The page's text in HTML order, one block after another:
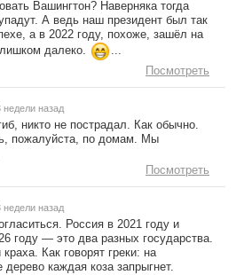
Вашингтон? Наверняка тогда
А ведь наш президент был так
а в 2022 году, похоже, зашёл на
далеко.
...
Посмотреть
недели назад
никто не пострадал. Как обычно.
пожалуйста, по домам. Мы
Посмотреть
недели назад
Россия в 2021 году и
году — это два разных государства.
Как говорят греки: на
дерево каждая коза запрыгнет.